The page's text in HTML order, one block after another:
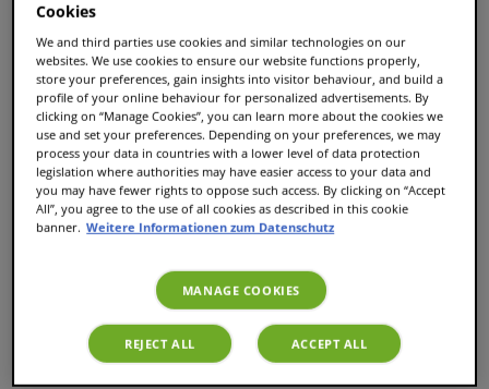
Kombinierbar mit anderen Getränken
Ändere oder kündige, wann immer du willst
Lege die Lieferhäufigkeit im Warenkorb fest
In den Warenkorb
XL Tassengrösse
Cookies
We and third parties use cookies and similar technologies on our
websites. We use cookies to ensure our website functions properly,
store your preferences, gain insights into visitor behaviour, and build a
profile of your online behaviour for personalized advertisements. By
clicking on “Manage Cookies”, you can learn more about the cookies we
use and set your preferences. Depending on your preferences, we may
process your data in countries with a lower level of data protection
legislation where authorities may have easier access to your data and
you may have fewer rights to oppose such access. By clicking on “Accept
All”, you agree to the use of all cookies as described in this cookie
banner. Weitere Informationen zum Datenschutz
MANAGE COOKIES
REJECT ALL ACCEPT ALL